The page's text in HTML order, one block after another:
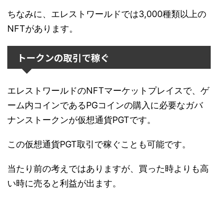
ちなみに、エレストワールドでは3,000種類以上の
NFTがあります。
トークンの取引で稼ぐ
エレストワールドのNFTマーケットプレイスで、ゲ
ーム内コインであるPGコインの購入に必要なガバ
ナンストークンが仮想通貨PGTです。
この仮想通貨PGT取引で稼ぐことも可能です。
当たり前の考えではありますが、買った時よりも高
い時に売ると利益が出ます。